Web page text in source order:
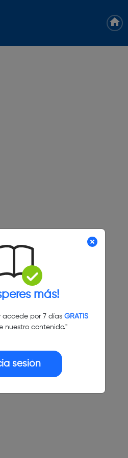
más!
por 7 días GRATIS
nuestro contenido."
sesión